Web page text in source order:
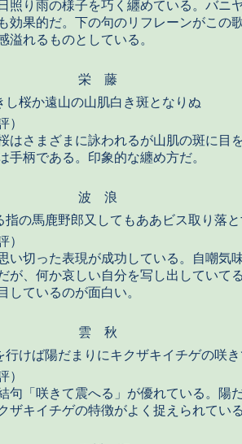
日照り雨の様子を巧く纏めている。バニ
も効果的だ。下の句のリフレーンがこの
溢れるものとしている。
栄 藤
し桜か遠山の山肌白き斑となりぬ
）
はさまざまに詠われるが山肌の斑に目
手柄である。印象的な纏め方だ。
波 浪
指の馬鹿野郎又してもああビス取り落
）
い切った表現が成功している。自嘲気
が、何か哀しい自分を写し出していて
目しているのが面白い。
雲 秋
行けば陽だまりにキクザキイチゲの咲
）
句「咲きて震へる」が優れている。陽
ザキイチゲの特徴がよく捉えられてい